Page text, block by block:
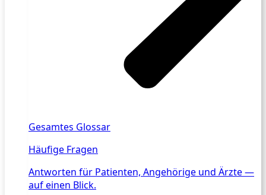
Gesamtes Glossar
Häufige Fragen
Antworten für Patienten, Angehörige und Ärzte —
auf einen Blick.